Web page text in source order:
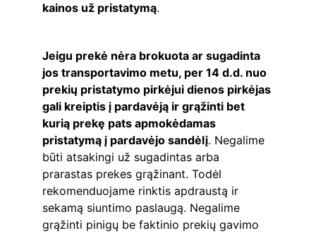
kainos už pristatymą.
Jeigu prekė nėra brokuota ar sugadinta
jos transportavimo metu, per 14 d.d. nuo
prekių pristatymo pirkėjui dienos pirkėjas
gali kreiptis į pardavėją ir grąžinti bet
kurią prekę pats apmokėdamas
pristatymą į pardavėjo sandėlį. Negalime
būti atsakingi už sugadintas arba
prarastas prekes grąžinant. Todėl
rekomenduojame rinktis apdraustą ir
sekamą siuntimo paslaugą. Negalime
grąžinti pinigų be faktinio prekių gavimo